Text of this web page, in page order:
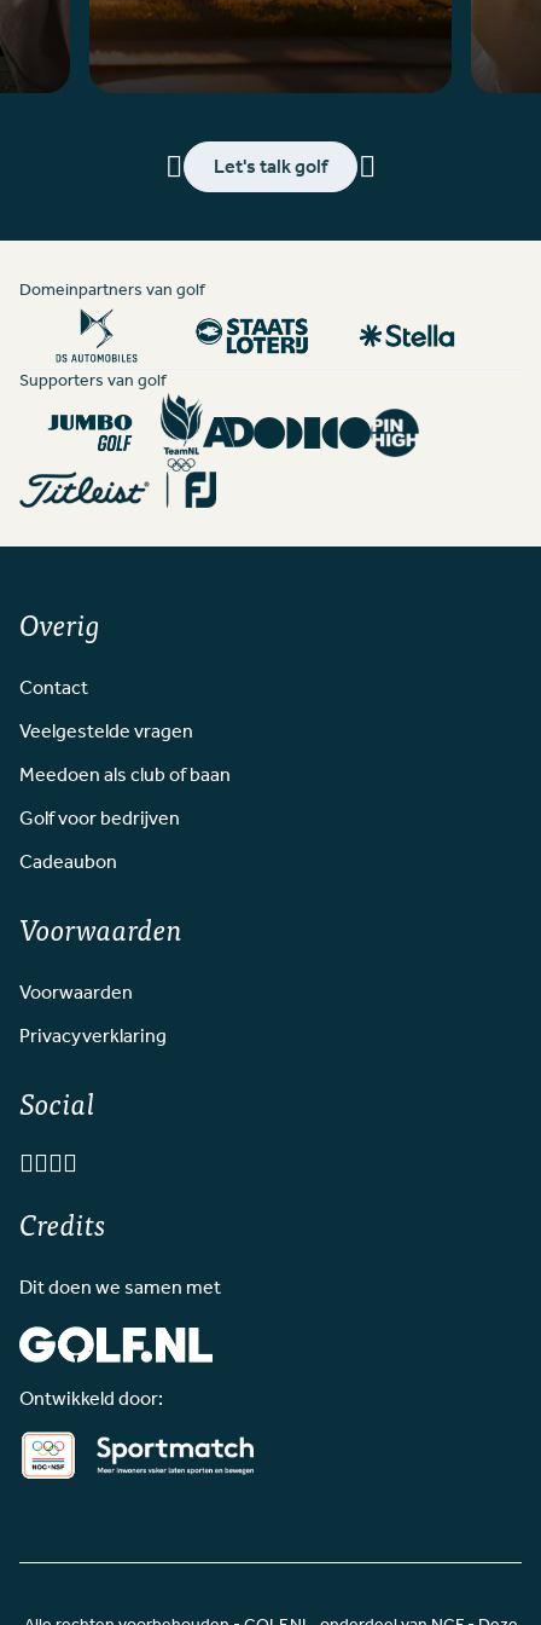
Let's talk golf
Domeinpartners van golf
Supporters van golf
Overig
Contact
Veelgestelde vragen
Meedoen als club of baan
Golf voor bedrijven
Cadeaubon
Voorwaarden
Voorwaarden
Privacyverklaring
Social
Credits
Dit doen we samen met
Ontwikkeld door: